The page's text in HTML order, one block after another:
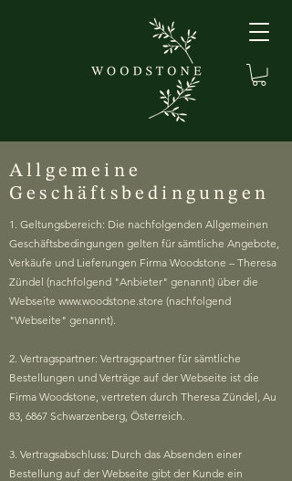
Allgemeine
Geschäftsbedingungen
1. Geltungsbereich: Die nachfolgenden Allgemeinen
Geschäftsbedingungen gelten für sämtliche Angebote,
Verkäufe und Lieferungen Firma Woodstone – Theresa
Zündel (nachfolgend "Anbieter" genannt) über die
Webseite www.woodstone.store (nachfolgend
"Webseite" genannt).
2. Vertragspartner: Vertragspartner für sämtliche
Bestellungen und Verträge auf der Webseite ist die
Firma Woodstone, vertreten durch Theresa Zündel, Au
83, 6867 Schwarzenberg, Österreich.
3. Vertragsabschluss: Durch das Absenden einer
Bestellung auf der Webseite gibt der Kunde ein